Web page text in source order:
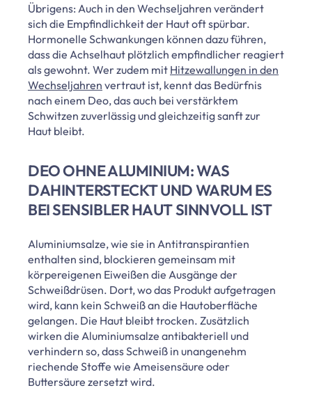
Übrigens: Auch in den Wechseljahren verändert
sich die Empfindlichkeit der Haut oft spürbar.
Hormonelle Schwankungen können dazu führen,
dass die Achselhaut plötzlich empfindlicher reagiert
als gewohnt. Wer zudem mit Hitzewallungen in den
Wechseljahren vertraut ist, kennt das Bedürfnis
nach einem Deo, das auch bei verstärktem
Schwitzen zuverlässig und gleichzeitig sanft zur
Haut bleibt.
DEO OHNE ALUMINIUM: WAS
DAHINTERSTECKT UND WARUM ES
BEI SENSIBLER HAUT SINNVOLL IST
Aluminiumsalze, wie sie in Antitranspirantien
enthalten sind, blockieren gemeinsam mit
körpereigenen Eiweißen die Ausgänge der
Schweißdrüsen. Dort, wo das Produkt aufgetragen
wird, kann kein Schweiß an die Hautoberfläche
gelangen. Die Haut bleibt trocken. Zusätzlich
wirken die Aluminiumsalze antibakteriell und
verhindern so, dass Schweiß in unangenehm
riechende Stoffe wie Ameisensäure oder
Buttersäure zersetzt wird.